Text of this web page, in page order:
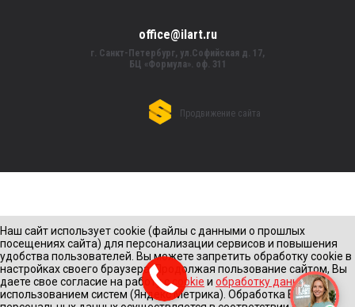
office@ilart.ru
г. Санкт-Петербург, ул.Софийская д. 17,
БЦ «Формула». оф. 311
Продвижение сайта
Наш сайт использует cookie (файлы с данными о прошлых
посещениях сайта) для персонализации сервисов и повышения
удобства пользователей. Вы можете запретить обработку cookie в
настройках своего браузера. Продолжая пользование сайтом, Вы
даете свое согласие на работу сcookie и обработку данныхс
использованием систем (Яндекс Метрика). Обработка Ваших